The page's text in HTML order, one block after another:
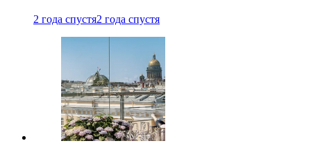
2 года спустя2 года спустя